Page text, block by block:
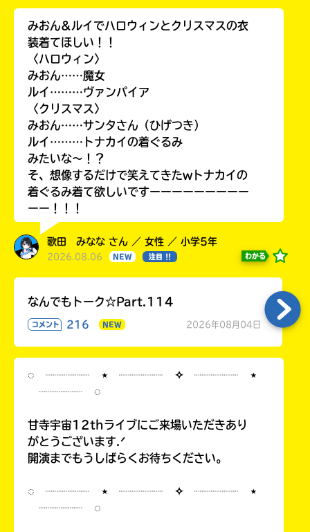
みおん&ルイでハロウィンとクリスマスの衣
装着てほしい！！
〈ハロウィン〉
みおん……魔女
ルイ………ヴァンパイア
〈クリスマス〉
みおん……サンタさん（ひげつき）
ルイ………トナカイの着ぐるみ
みたいな〜！？
そ、想像するだけで笑えてきたwトナカイの
着ぐるみ着て欲しいですーーーーーーーーー
ーー！！！
歌田 みなな さん ／ 女性 ／ 小学5年
2026.08.06 NEW 注目 !! わかる
なんでもトーク☆Part.114
コメント 216 NEW 2026年08月04日
◌ ┈┈┈┈ ⋆ ┈┈┈┈ ✧ ┈┈┈┈ ⋆
┈┈┈┈ ◌
甘寺宇宙12thライブにご来場いただきあり
がとうございます.ᐟ
開演までもうしばらくお待ちください。
◌ ┈┈┈┈ ⋆ ┈┈┈┈ ✧ ┈┈┈┈ ⋆
┈┈┈┈ ◌